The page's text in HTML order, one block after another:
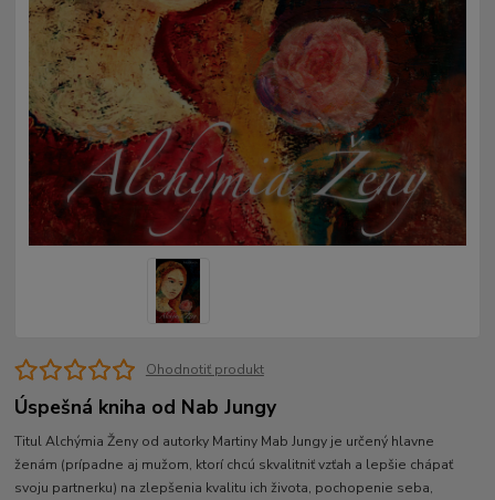
Ohodnotiť produkt
Úspešná kniha od Nab Jungy
Titul Alchýmia Ženy od autorky Martiny Mab Jungy je určený hlavne
ženám (prípadne aj mužom, ktorí chcú skvalitniť vzťah a lepšie chápať
svoju partnerku) na zlepšenia kvalitu ich života, pochopenie seba,